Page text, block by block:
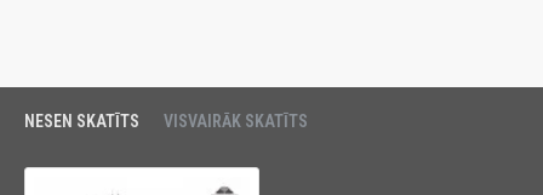
NESEN SKATĪTS VISVAIRĀK SKATĪTS